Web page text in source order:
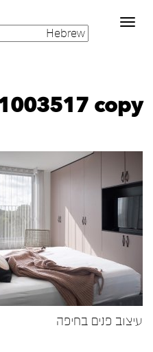
Toggle
navigation
copy
עיצוב פנים בחיפה